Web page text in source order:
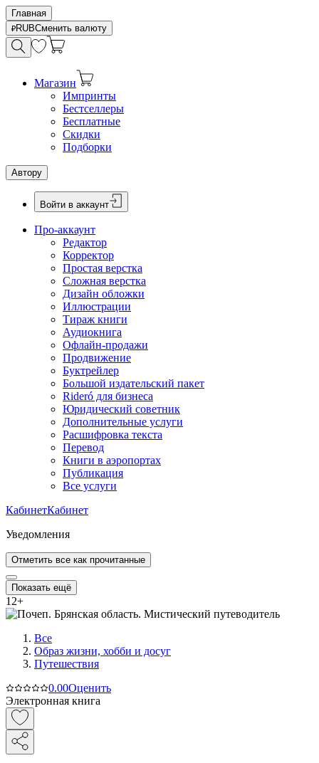
Главная
RUBСменить валюту
Магазин
Импринты
Бестселлеры
Бесплатные
Скидки
Подборки
Автору
Войти в аккаунт
Про-аккаунт
Редактор
Корректор
Простая верстка
Сложная верстка
Дизайн обложки
Иллюстрации
Тираж книги
Аудиокнига
Офлайн-продажи
Продвижение
Буктрейлер
Большой издательский пакет
Rideró для бизнеса
Юридический советник
Дополнительные услуги
Расшифровка текста
Перевод
Книги в аэропортах
Публикация
Все услуги
КабинетКабинет
Уведомления
Отметить все как прочитанные
Показать ещё
12+
Все
Образ жизни, хобби и досуг
Путешествия
0.00Оценить
Электронная книга